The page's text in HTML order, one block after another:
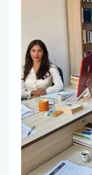
"Dilimiz
Her Hayat
"Dilimiz
Her Hayat
TEGV Ziyareti